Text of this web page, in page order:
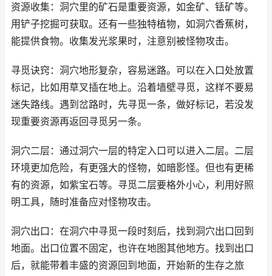
资源收集：洞穴里的矿石是重要资源，如金矿、铥矿等。
用铲子挖掘可获取。还有一些独特植物，如洞穴香蕉树，
能提供食物。收集发光浆果时，注意别被怪物攻击。
寻觅诀窍：洞穴地形复杂，容易迷路。可以在入口处放置
标记，比如用草叉插在地上。沿着墙壁寻觅，这样不要易
迷失路线。遇到岔路时，先寻觅一条，做好标记，若没发
现重要资源再返回寻觅另一条。
洞穴二层：通过洞穴一层的特定入口可以进入二层。二层
环境更加危险，有更强大的怪物，如暗影怪。但也有更稀
有的资源，如紫宝石等。寻觅二层要格外小心，利用好照
明工具，随时准备应对怪物攻击。
洞穴出口：在洞穴中寻觅一段时刻后，找到洞穴出口回到
地面。出口位置不固定，也许在地图其他地方。找到出口
后，就能带着丰盛的资源回到地面，开始新的生存之旅